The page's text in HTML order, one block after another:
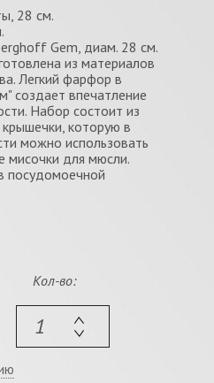
28 см.
Gem, диам. 28 см.
из материалов
Легкий фарфор в
создает впечатление
Набор состоит из
которую в
можно использовать
мисочки для мюсли.
посудомоечной
Кол-во: